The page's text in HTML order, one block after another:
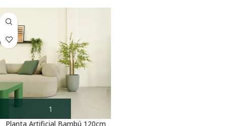
Planta Artificial Bambú 120cm